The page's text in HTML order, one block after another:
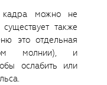
кадра можно не
также
это отдельная
молнии), и
ослабить или